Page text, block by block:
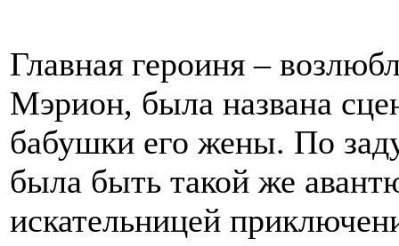
Главная героиня –
Мэрион, была названа
бабушки его жены. По
была быть такой же
искательницей